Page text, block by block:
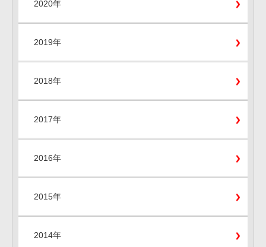
2020年
2019年
2018年
2017年
2016年
2015年
2014年